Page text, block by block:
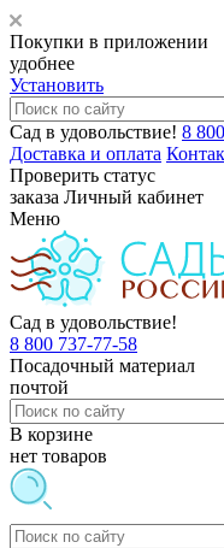
Покупки в приложении
удобнее
Установить
Сад в удовольствие! 8
Доставка и оплата
Проверить статус
заказа Личный кабинет
Меню
Сад в удовольствие!
8 800 737-77-58
Посадочный материал
почтой
В корзине
нет товаров